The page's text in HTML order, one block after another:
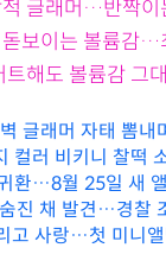
글래머…반짝이
보이는 볼륨감…
해도 볼륨감 그
글래머 자태 뽐내
컬러 비키니 찰떡
환…8월 25일 새
진 채 발견…경찰
고 사랑…첫 미니